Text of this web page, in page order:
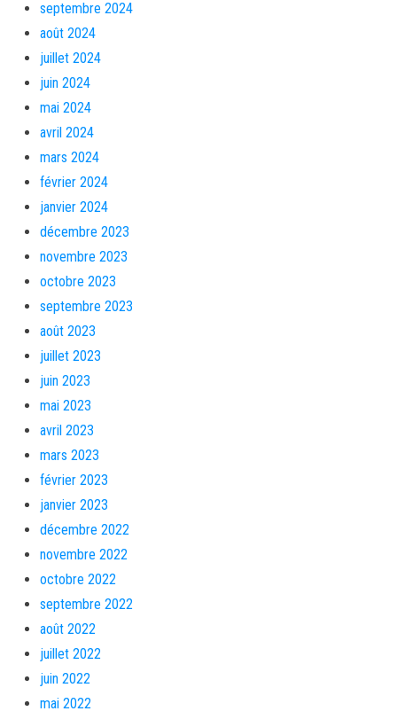
septembre 2024
août 2024
juillet 2024
juin 2024
mai 2024
avril 2024
mars 2024
février 2024
janvier 2024
décembre 2023
novembre 2023
octobre 2023
septembre 2023
août 2023
juillet 2023
juin 2023
mai 2023
avril 2023
mars 2023
février 2023
janvier 2023
décembre 2022
novembre 2022
octobre 2022
septembre 2022
août 2022
juillet 2022
juin 2022
mai 2022